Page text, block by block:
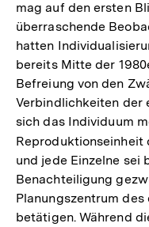
mag auf den ersten
überraschende
hatten
bereits Mitte der
Befreiung von den
Verbindlichkeiten der
sich das Individuum
Reproduktionseinheit
und jede Einzelne sei
Benachteiligung
Planungszentrum
betätigen. Während